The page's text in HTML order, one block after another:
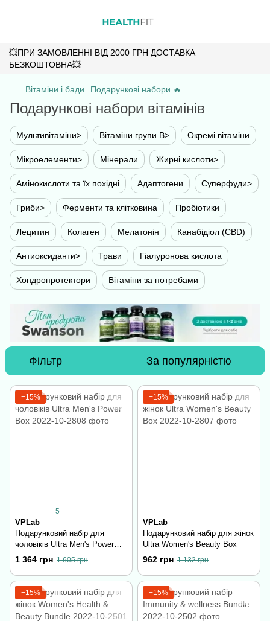
💥ПРИ ЗАМОВЛЕННІ ВІД 2000 ГРН ДОСТАВКА
БЕЗКОШТОВНА💥
Вітаміни і бади Подарункові набори 🔥
Подарункові набори вітамінів
Мультивітаміни> Вітаміни групи B> Окремі вітаміни
Мікроелементи> Мінерали Жирні кислоти>
Амінокислоти та їх похідні Адаптогени Суперфуди>
Гриби> Ферменти та клітковина Пробіотики
Лецитин Колаген Мелатонін Канабідіол (CBD)
Антиоксиданти> Трави Гіалуронова кислота
Хондропротектори Вітаміни за потребами
Фільтр За популярністю
−15%
5
VPLab
Подарунковий набір для
чоловіків Ultra Men's Power
Box
1 364 грн 1 605 грн
−15%
VPLab
Подарунковий набір для жінок
Ultra Women's Beauty Box
962 грн 1 132 грн
−15% −15%